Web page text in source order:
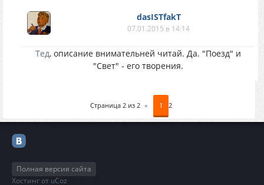
dasISTfakT
07.01.2015 в 14:14
Тед, описание внимательней читай. Да. "Поезд" и
"Свет" - его творения.
Страница 2 из 2 « 1 2
Полная версия сайта
Хостинг от uCoz